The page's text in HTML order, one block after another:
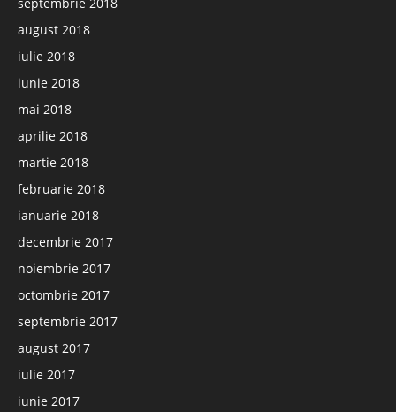
august 2018
iulie 2018
iunie 2018
mai 2018
aprilie 2018
martie 2018
februarie 2018
ianuarie 2018
decembrie 2017
noiembrie 2017
octombrie 2017
septembrie 2017
august 2017
iulie 2017
iunie 2017